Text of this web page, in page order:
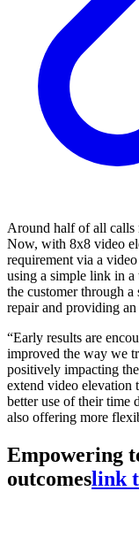
Around half of all calls
Now, with 8x8 video
requirement via a
using a simple link in a
the customer through
repair and providing
“Early results are
improved the way we
positively impacting
extend video elevation
better use of their time
also offering more
Empowering
outcomeslink